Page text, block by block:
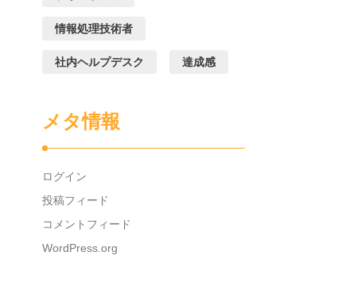
情報処理技術者
社内ヘルプデスク 達成感
メタ情報
ログイン
投稿フィード
コメントフィード
WordPress.org